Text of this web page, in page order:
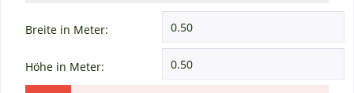
Breite in Meter:
Höhe in Meter: